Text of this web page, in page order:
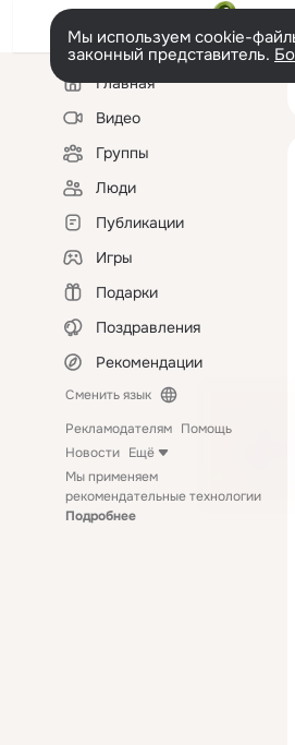
Мы используем cookie-
законный представитель.
Левая
колонкаГлавная
Видео
Группы
Люди
Публикации
Игры
Подарки
Поздравления
Рекомендации
Сменить язык
Рекламодателям Помощь
Новости Ещё
Мы применяем
рекомендательные технологии
Подробнее